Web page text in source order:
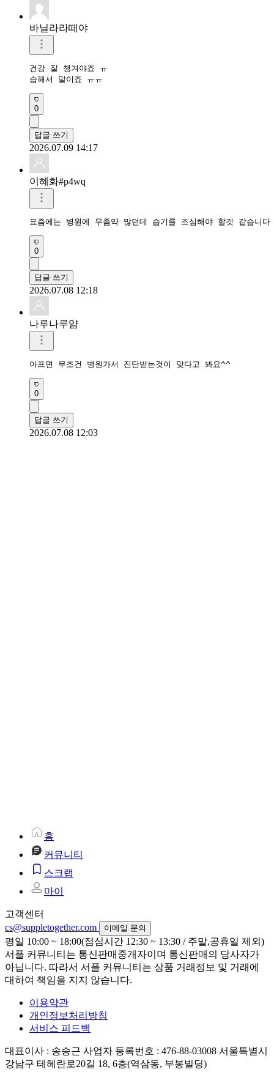
바닐라라떼야
건강 잘 챙겨야죠 ㅠ
습해서 말이죠 ㅠㅠ
0
답글 쓰기
2026.07.09 14:17
이혜화#p4wq
요즘에는 병원에 무좀약 많던데 습기를 조심해야 할것 같습니다
0
답글 쓰기
2026.07.08 12:18
나루나루얌
아프면 무조건 병원가서 진단받는것이 맞다고 봐요^^
0
답글 쓰기
2026.07.08 12:03
홈
커뮤니티
스크랩
마이
고객센터
cs@suppletogether.com
이메일 문의
평일 10:00 ~ 18:00(점심시간 12:30 ~ 13:30 / 주말,공휴일 제외)
서플 커뮤니티는 통신판매중개자이며 통신판매의 당사자가
아닙니다. 따라서 서플 커뮤니티는 상품 거래정보 및 거래에
대하여 책임을 지지 않습니다.
이용약관
개인정보처리방침
서비스 피드백
대표이사 : 송승근 사업자 등록번호 : 476-88-03008 서울특별시
강남구 테헤란로20길 18, 6층(역삼동, 부봉빌딩)